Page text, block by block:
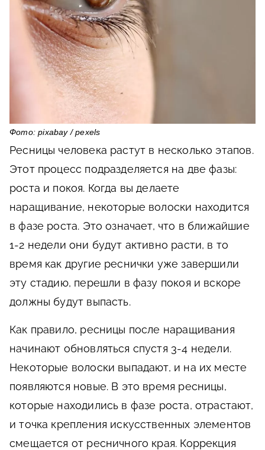
Фото: pixabay / pexels
Ресницы человека растут в несколько этапов.
Этот процесс подразделяется на две фазы:
роста и покоя. Когда вы делаете
наращивание, некоторые волоски находится
в фазе роста. Это означает, что в ближайшие
1-2 недели они будут активно расти, в то
время как другие реснички уже завершили
эту стадию, перешли в фазу покоя и вскоре
должны будут выпасть.
Как правило, ресницы после наращивания
начинают обновляться спустя 3-4 недели.
Некоторые волоски выпадают, и на их месте
появляются новые. В это время ресницы,
которые находились в фазе роста, отрастают,
и точка крепления искусственных элементов
смещается от ресничного края. Коррекция